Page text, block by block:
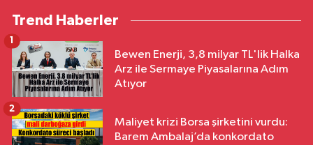
Trend Haberler
Bewen Enerji, 3,8 milyar TL'lik Halka
Arz ile Sermaye Piyasalarına Adım
Atıyor
1
Maliyet krizi Borsa şirketini vurdu:
Barem Ambalaj’da konkordato
2